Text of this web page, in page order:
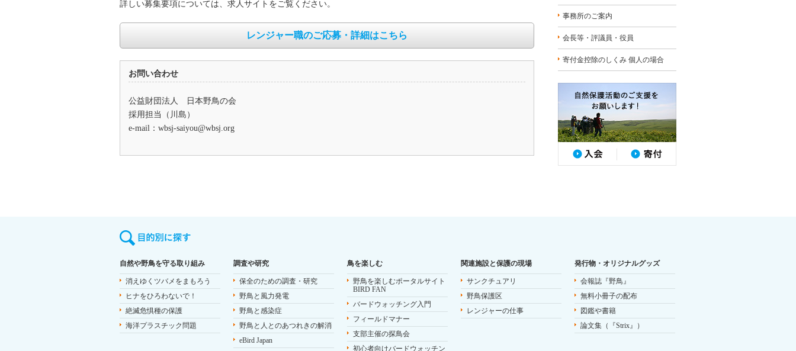
詳しい募集要項については、求人サイトをご覧ください。
レンジャー職のご応募・詳細はこちら
お問い合わせ
公益財団法人 日本野鳥の会
採用担当（川島）
e-mail： wbsj-saiyou@wbsj.org
事務所のご案内
会長等・評議員・役員
寄付金控除のしくみ 個人の場合
自然や野鳥を守る取り組み
消えゆくツバメをまもろう
ヒナをひろわないで！
絶滅危惧種の保護
海洋プラスチック問題
調査や研究
保全のための調査・研究
野鳥と風力発電
野鳥と感染症
野鳥と人とのあつれきの解消
eBird Japan
鳥を楽しむ
野鳥を楽しむポータルサイト
BIRD FAN
バードウォッチング入門
フィールドマナー
支部主催の探鳥会
初心者向けバードウォッチン
関連施設と保護の現場
サンクチュアリ
野鳥保護区
レンジャーの仕事
発行物・オリジナルグッズ
会報誌『野鳥』
無料小冊子の配布
図鑑や書籍
論文集（『Strix』）